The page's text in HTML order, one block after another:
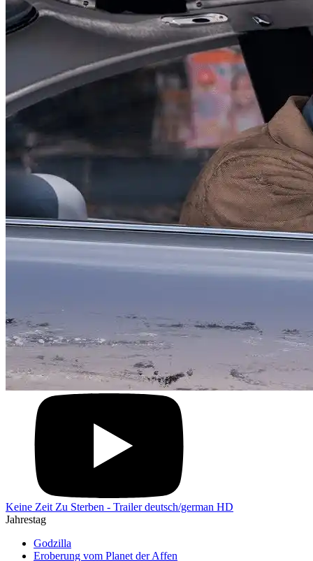
Keine Zeit Zu Sterben - Trailer deutsch/german HD
Jahrestag
Godzilla
Eroberung vom Planet der Affen